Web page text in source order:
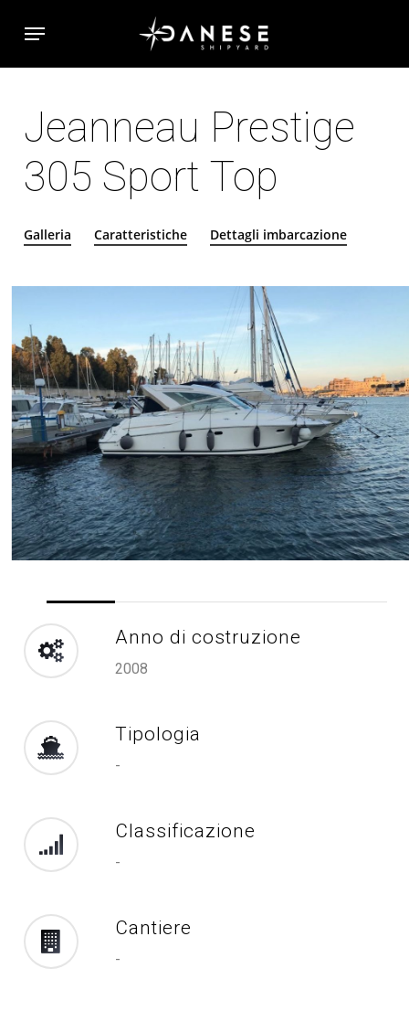
main
Menu
Jeanneau Prestige
305 Sport Top
Galleria Caratteristiche Dettagli imbarcazione
Anno di costruzione
2008
Tipologia
-
Classificazione
-
Cantiere
-